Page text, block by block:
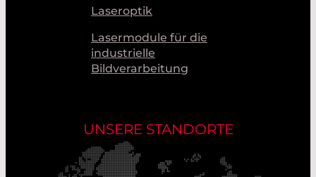
Laseroptik
Lasermodule für die
industrielle
Bildverarbeitung
UNSERE STANDORTE